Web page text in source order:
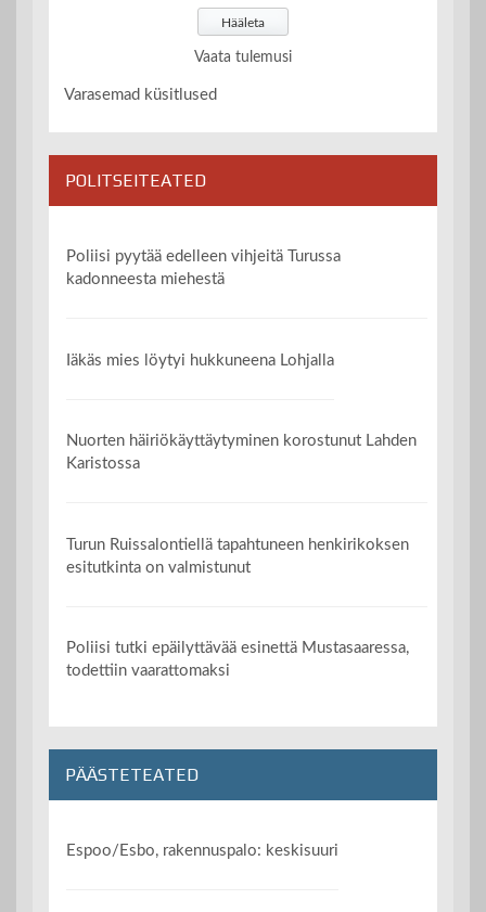
Vaata tulemusi
Varasemad küsitlused
POLITSEITEATED
Poliisi pyytää edelleen vihjeitä Turussa
kadonneesta miehestä
Iäkäs mies löytyi hukkuneena Lohjalla
Nuorten häiriökäyttäytyminen korostunut Lahden
Karistossa
Turun Ruissalontiellä tapahtuneen henkirikoksen
esitutkinta on valmistunut
Poliisi tutki epäilyttävää esinettä Mustasaaressa,
todettiin vaarattomaksi
PÄÄSTETEATED
Espoo/Esbo, rakennuspalo: keskisuuri